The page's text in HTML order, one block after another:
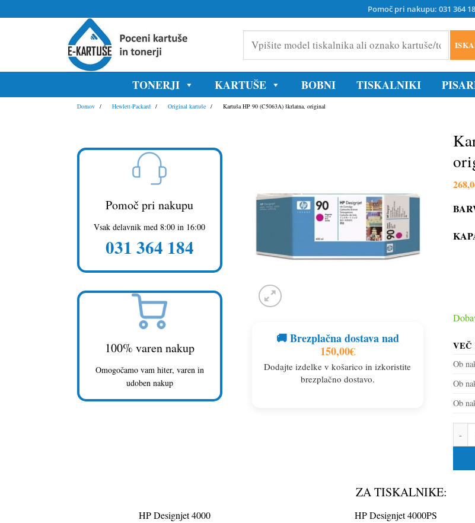
na
Pomoč pri nakupu: 031 364
model
tiskalnika
oznako
kartuše/tonerja
TONERJI KARTUŠE BOBNI TISKALNIKI
Domov Hewlett-Packard Original kartuše Kartuša HP 90 (C5063A) škrlatna, original
Pomoč pri nakupu
Vsak delavnik med 8:00 in 16:00
031 364 184
100% varen nakup
Omogočamo vam hiter, varen in
udoben nakup
🚚 Brezplačna dostava nad
150,00€
Dodajte izdelke v košarico in izkoristite
brezplačno dostavo.
VEČ
Ob
Ob
Ob
ZA TISKALNIKE:
HP Designjet 4000 HP Designjet 4000PS